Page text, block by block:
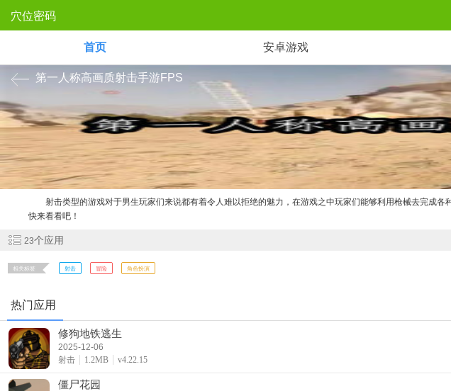
穴位密码
首页 安卓游戏
第一人称高画质射击手游FPS
快来看看吧！
23个应用
相关标签 射击 冒险 角色扮演
热门应用
修狗地铁逃生
2025-12-06
射击
1.2MB v4.22.15
僵尸花园